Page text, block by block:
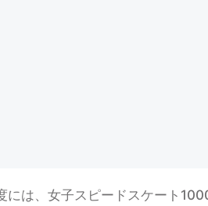
は、女子スピードスケート